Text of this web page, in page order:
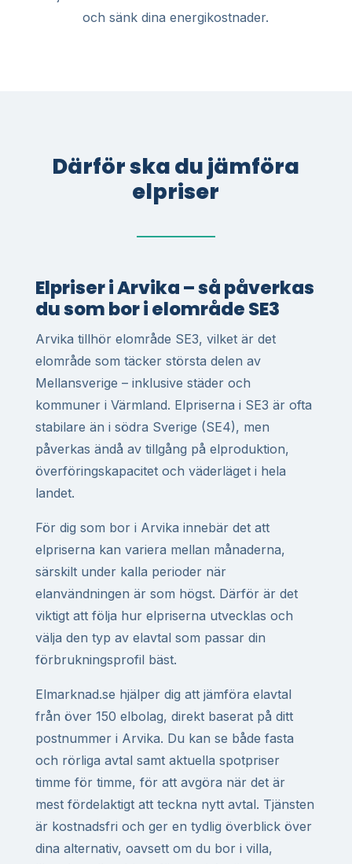
och sänk dina energikostnader.
Därför ska du jämföra
elpriser
Elpriser i Arvika – så påverkas
du som bor i elområde SE3
Arvika tillhör elområde SE3, vilket är det
elområde som täcker största delen av
Mellansverige – inklusive städer och
kommuner i Värmland. Elpriserna i SE3 är ofta
stabilare än i södra Sverige (SE4), men
påverkas ändå av tillgång på elproduktion,
överföringskapacitet och väderläget i hela
landet.
För dig som bor i Arvika innebär det att
elpriserna kan variera mellan månaderna,
särskilt under kalla perioder när
elanvändningen är som högst. Därför är det
viktigt att följa hur elpriserna utvecklas och
välja den typ av elavtal som passar din
förbrukningsprofil bäst.
Elmarknad.se hjälper dig att jämföra elavtal
från över 150 elbolag, direkt baserat på ditt
postnummer i Arvika. Du kan se både fasta
och rörliga avtal samt aktuella spotpriser
timme för timme, för att avgöra när det är
mest fördelaktigt att teckna nytt avtal. Tjänsten
är kostnadsfri och ger en tydlig överblick över
dina alternativ, oavsett om du bor i villa,